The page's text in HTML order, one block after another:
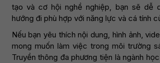
tạo và cơ hội nghề nghiệp, bạn sẽ dễ
hướng đi phù hợp với năng lực và cá tính
Nếu bạn yêu thích nội dung, hình ảnh,
mong muốn làm việc trong môi trường
Truyền thông đa phương tiện là ngành